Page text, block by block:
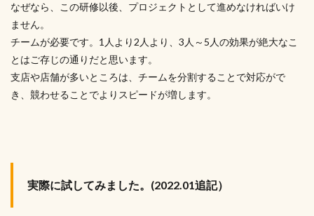
なぜなら、この研修以後、プロジェクトとして進めなければいけ
ません。
チームが必要です。1人より2人より、3人～5人の効果が絶大なこ
とはご存じの通りだと思います。
支店や店舗が多いところは、チームを分割することで対応がで
き、競わせることでよりスピードが増します。
実際に試してみました。(2022.01追記）